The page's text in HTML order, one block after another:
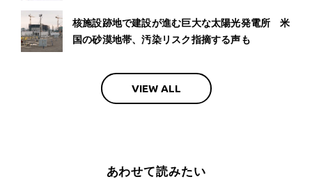
核施設跡地で建設が進む巨大な太陽光発電所 米
国の砂漠地帯、汚染リスク指摘する声も
VIEW ALL
あわせて読みたい